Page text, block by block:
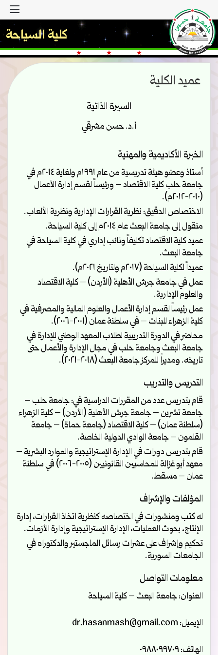
كلية السياحة
عميد الكلية
السيرة الذاتية
أ.د. حسن مشرقي
الخبرة الأكاديمية والمهنية
أستاذ وعضو هيئة تدريسية من عام ١٩٩١م ولغاية ٢٠١٤م في
جامعة حلب كلية الاقتصاد – ورئيساً لقسم إدارة الأعمال
(٢٠١٠-٢٠١٢م).
الاختصاص الدقيق: نظرية القرارات الإدارية ونظرية الألعاب.
منقول إلى جامعة البعث عام ٢٠١٤م إلى كلية السياحة.
عميد كلية الاقتصاد تكليفاً ونائب إداري في كلية السياحة في
جامعة البعث.
عميداً لكلية السياحة (٢٠١٧م ولتاريخ ٢٠٢١م).
عمل في جامعة جرش الأهلية (الأردن) – كلية الاقتصاد
والعلوم الإدارية.
عمل رئيساً لقسم إدارة الأعمال والعلوم المالية والمصرفية في
كلية الزهراء للبنات – في سلطنة عمان (٢٠٠١-٢٠٠٦).
محاضر في الدورة التدريبية لطلاب المعهد الوطني للإدارة في
جامعة البعث وجامعة حلب في مجال الإدارة والأعمال حتى
تاريخه. ومديراً للمركز جامعة البعث (٢٠١٨-٢٠٢١).
التدريس والتدريب
قام بتدريس عدد من المقررات الدراسية في: جامعة حلب –
جامعة تشرين – جامعة جرش الأهلية (الأردن) – كلية الزهراء
(سلطنة عمان) – كلية الاقتصاد (جامعة حماة) – جامعة
القلمون – جامعة الوادي الدولية الخاصة.
قام بتدريس دورات في الإدارة الإستراتيجية والموارد البشرية –
معهد أبو غزالة للمحاسبين القانونيين (٢٠٠٥-٢٠٠٦) في سلطنة
عمان – مسقط.
المؤلفات والإشراف
له كتب ومنشورات في اختصاصه كنظرية اتخاذ القرارات، إدارة
الإنتاج، بحوث العمليات، الإدارة الإستراتيجية وإدارة الأزمات.
تحكيم وإشراف على عشرات رسائل الماجستير والدكتوراه في
الجامعات السورية.
معلومات التواصل
العنوان:جامعة البعث – كلية السياحة
الإيميل:
الهاتف: